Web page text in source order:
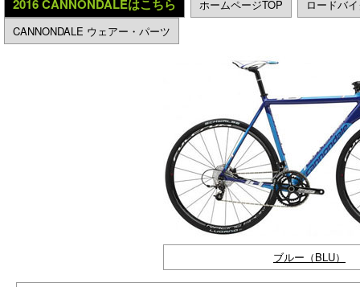
2016 CANNONDALEはこちら ホームページTOP
ロードバ
CANNONDALE ウェアー・パーツ
ブルー（BLU）